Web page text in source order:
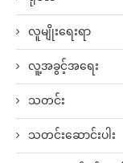
လူမျိုးရေးရာ
လူ့အခွင့်အရေး
သတင်း
သတင်းဆောင်းပါး